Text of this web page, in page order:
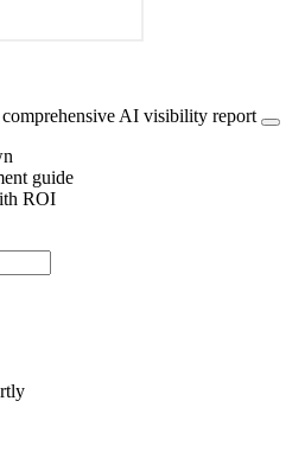
AI visibility report
guide
ROI